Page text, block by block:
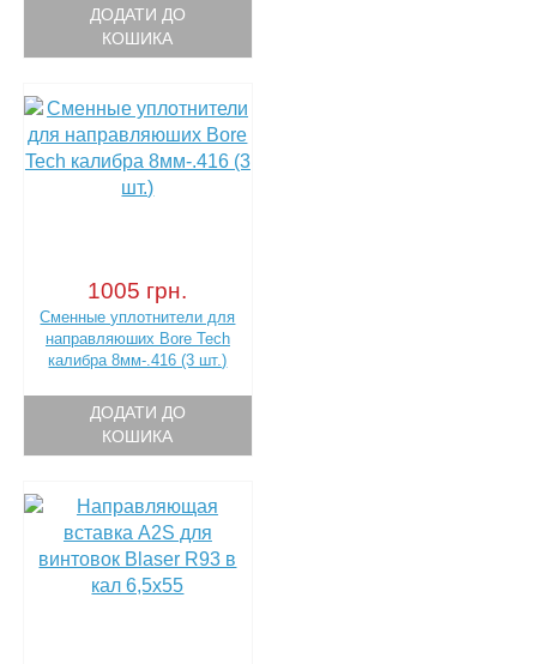
ДОДАТИ ДО
КОШИКА
1005 грн.
Сменные уплотнители для
направляюших Bore Tech
калибра 8мм-.416 (3 шт.)
ДОДАТИ ДО
КОШИКА